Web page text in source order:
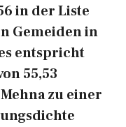
in der Liste
Gemeiden in
entspricht
55,53
zu einer